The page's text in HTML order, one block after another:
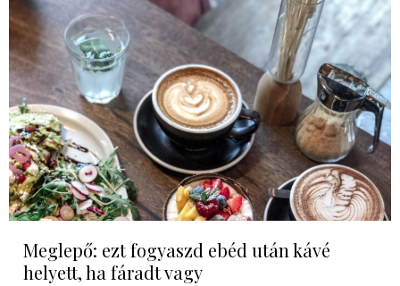
Meglepő: ezt fogyaszd ebéd után kávé
helyett, ha fáradt vagy